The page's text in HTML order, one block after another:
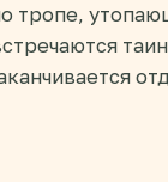
тропе,